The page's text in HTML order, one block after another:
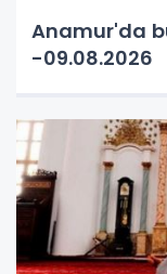
Anamur'da
-09.08.2026